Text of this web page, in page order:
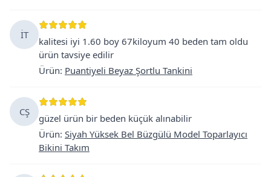
İT
kalitesi iyi 1.60 boy 67kiloyum 40 beden tam oldu
ürün tavsiye edilir
Ürün: Puantiyeli Beyaz Şortlu Tankini
CŞ
güzel ürün bir beden küçük alınabilir
Ürün: Siyah Yüksek Bel Büzgülü Model Toparlayıcı
Bikini Takım